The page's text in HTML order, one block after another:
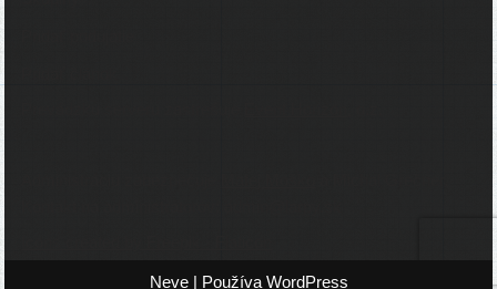
Neve| PoužívaWordPress